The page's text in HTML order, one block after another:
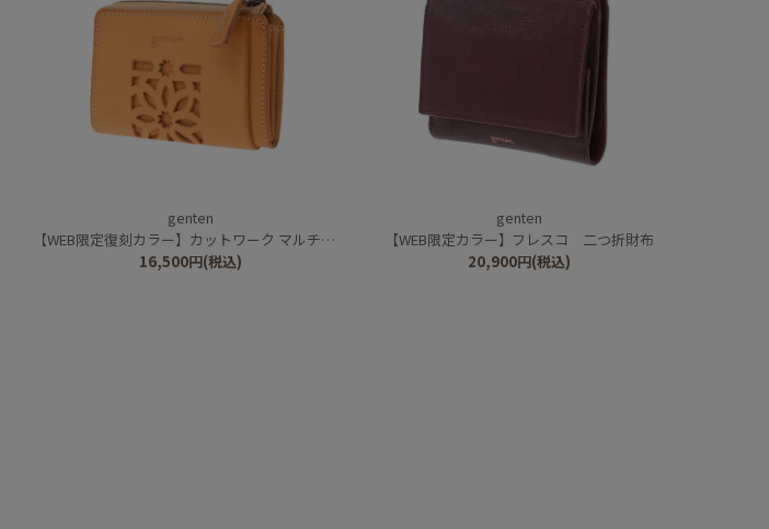
genten
【WEB限定復刻カラー】カットワーク マルチケース
16,500円(税込)
genten
【WEB限定カラー】フレスコ 二つ折財布
20,900円(税込)